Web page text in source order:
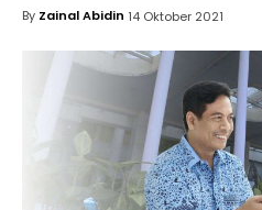
By Zainal Abidin 14 Oktober 2021